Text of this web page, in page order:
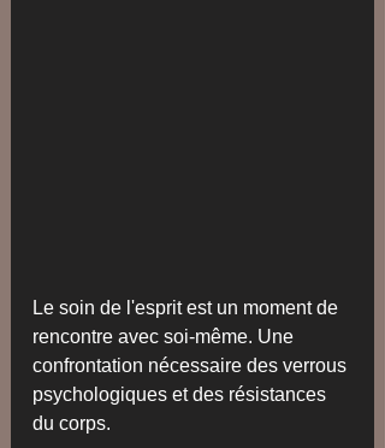
Le soin de l'esprit est un moment de
rencontre avec soi-même. Une
confrontation nécessaire des verrous
psychologiques et des résistances
du corps.